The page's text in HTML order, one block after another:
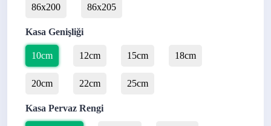
86x200 86x205
Kasa Genişliği
10cm 12cm 15cm 18cm
20cm 22cm 25cm
Kasa Pervaz Rengi